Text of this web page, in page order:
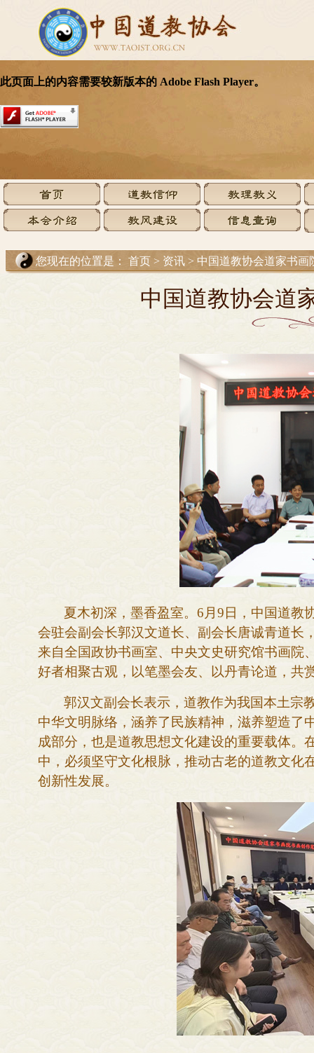
您现在的位置是： 首页 > 资讯 > 中国道教协会道家书画
中国道教协会道
夏木初深，墨香盈室。 6月9日，中国道教
会驻会副会长郭汉文道长、副会长唐诚青道长
来自全国政协书画室、中央文史研究馆书画院
好者相聚古观，以笔墨会友、以丹青论道，共
郭汉文副会长表示，道教作为我国本土宗
中华文明脉络，涵养了民族精神，滋养塑造了
成部分，也是道教思想文化建设的重要载体。
中， 必须坚守文化根脉，推动古老的道教文化
创新性发展。